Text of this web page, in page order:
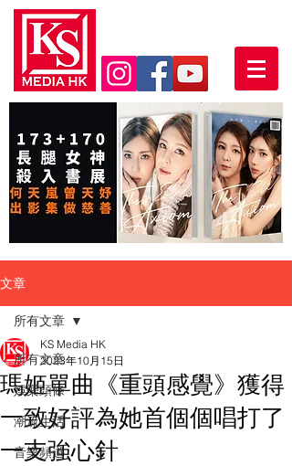
文章
所有文章
娛樂頭條
潮流生活
音樂頻道
所有文章
瑪姬單曲《重頭感覺》獲得
一致好評為她首個個唱打了
一支強心針
KS Media HK
2023年10月15日